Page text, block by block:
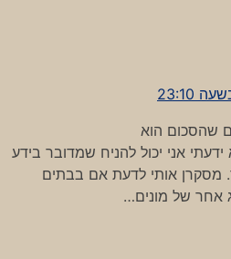
שהסכום הוא
אני יכול להניח שמדובר בידע
מסקרן אותי לדעת אם בבתים
אחר של מונים…